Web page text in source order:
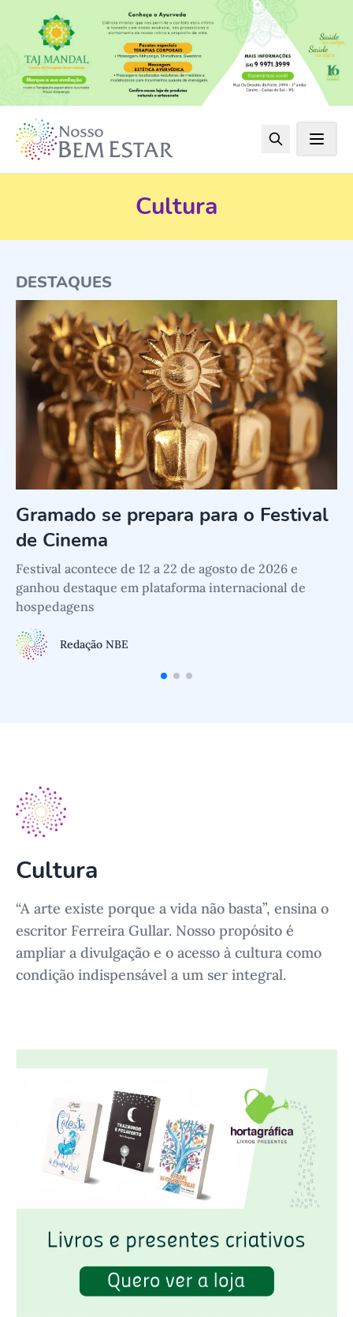
Cultura
DESTAQUES
Gramado se prepara para o Festival
de Cinema
Festival acontece de 12 a 22 de agosto de 2026 e
ganhou destaque em plataforma internacional de
hospedagens
Redação NBE
Cultura
“A arte existe porque a vida não basta”, ensina o
escritor Ferreira Gullar. Nosso propósito é
ampliar a divulgação e o acesso à cultura como
condição indispensável a um ser integral.